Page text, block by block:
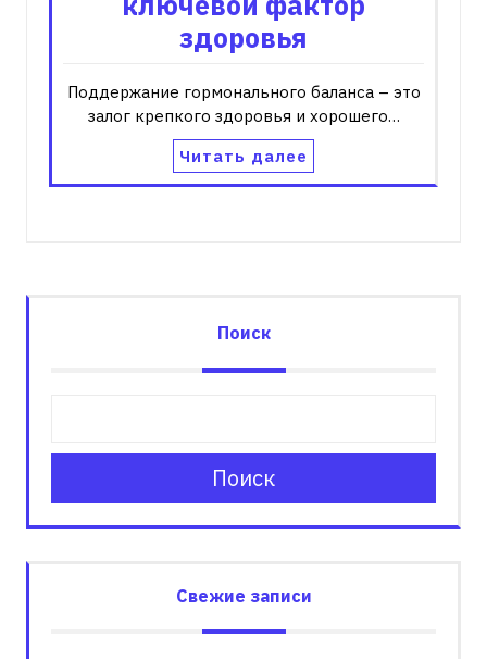
здоровья
Поддержание гормонального баланса – это
залог крепкого здоровья и хорошего…
Читать далее
Поиск
Поиск
Свежие записи